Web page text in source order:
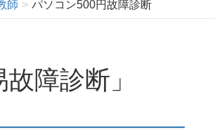
師 パソコン500円故障診断
障診断」